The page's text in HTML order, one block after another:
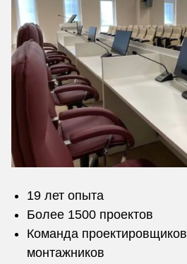
19 лет опыта
Более 1500 проектов
Команда
монтажников